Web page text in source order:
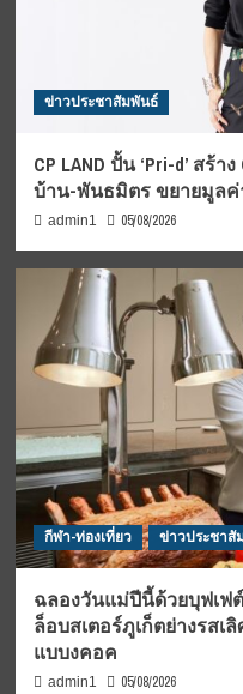
ข่าวประชาสัมพันธ์
CP LAND ปั้น ‘Pri-d’ สร้
บ้าน-พันธมิตร ขยายมูลค่
admin1 05/08/2026
กีฬา-ท่องเที่ยว ข่าวประชาสั
ฉลองวันแม่ปีนี้ด้วยบุฟเฟ
ล็อบสเตอร์ภูเก็ตย่างรสเ
แบบงคอค
admin1 05/08/2026